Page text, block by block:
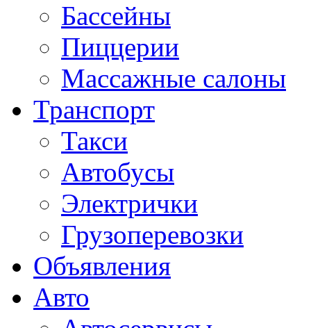
Бассейны
Пиццерии
Массажные салоны
Транспорт
Такси
Автобусы
Электрички
Грузоперевозки
Объявления
Авто